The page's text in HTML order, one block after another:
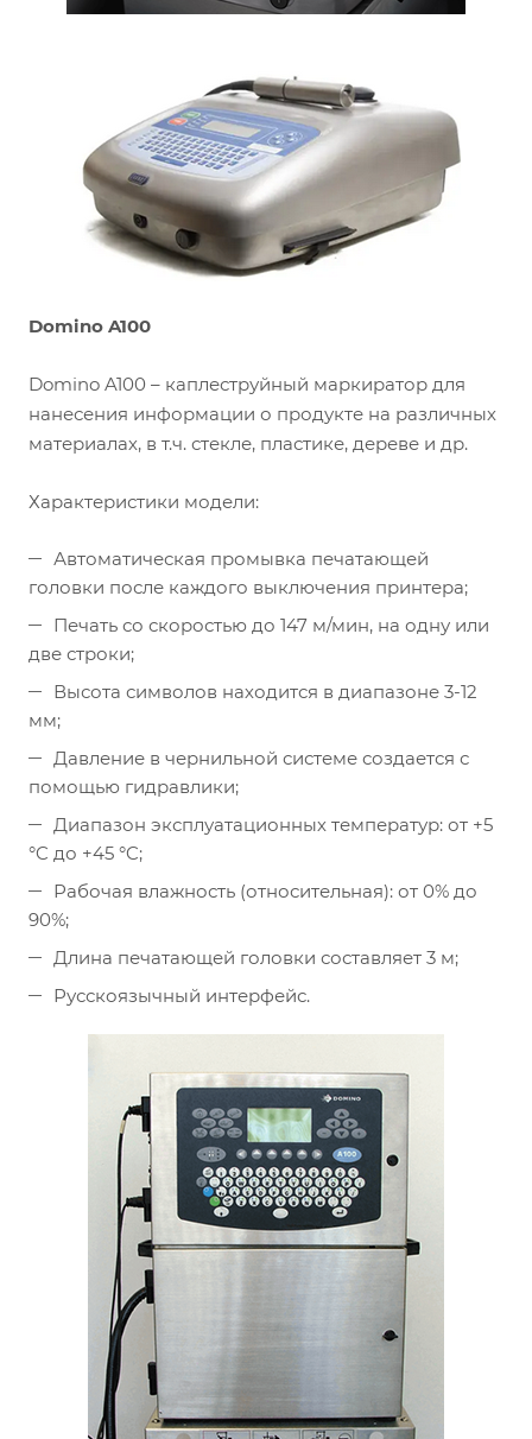
Domino A100
Domino A100 – каплеструйный маркиратор для
нанесения информации о продукте на различных
материалах, в т.ч. стекле, пластике, дереве и др.
Характеристики модели:
Автоматическая промывка печатающей
головки после каждого выключения принтера;
Печать со скоростью до 147 м/мин, на одну или
две строки;
Высота символов находится в диапазоне 3-12
мм;
Давление в чернильной системе создается с
помощью гидравлики;
Диапазон эксплуатационных температур: от +5
°C до +45 °C;
Рабочая влажность (относительная): от 0% до
90%;
Длина печатающей головки составляет 3 м;
Русскоязычный интерфейс.